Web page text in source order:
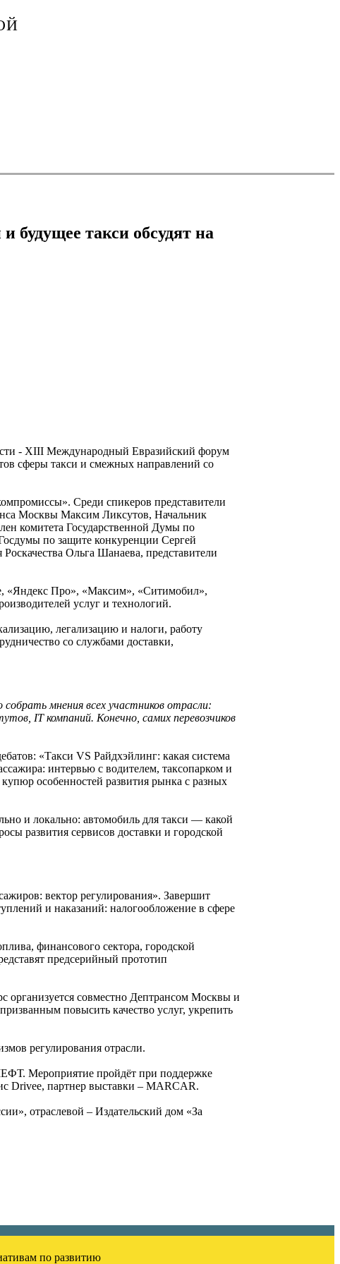
будущее такси обсудят на
- XIII Международный Евразийский форум
сферы такси и смежных направлений со
Среди спикеров представители
Москвы Максим Ликсутов, Начальник
комитета Государственной Думы по
по защите конкуренции Сергей
Ольга Шанаева, представители
«Яндекс Про», «Максим», «Ситимобил»,
услуг и технологий.
легализацию и налоги, работу
со службами доставки,
мнения всех участников отрасли:
IT компаний. Конечно, самих перевозчиков
«Такси VS Райдхэйлинг: какая система
интервью с водителем, таксопарком и
особенностей развития рынка с разных
и локально: автомобиль для такси — какой
развития сервисов доставки и городской
вектор регулирования». Завершит
и наказаний: налогообложение в сфере
финансового сектора, городской
предсерийный прототип
организуется совместно Дептрансом Москвы и
повысить качество услуг, укрепить
регулирования отрасли.
Мероприятие пройдёт при поддержке
Drivee, партнер выставки – MARCAR.
отраслевой – Издательский дом «За
по развитию